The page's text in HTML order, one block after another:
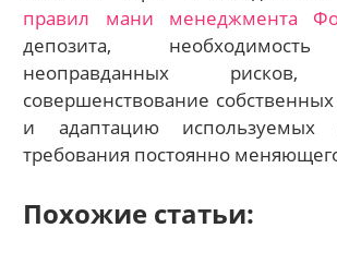
правил мани менеджмента
депозита, необходимость
неоправданных рисков,
совершенствование
и адаптацию используемых
требования постоянно
Похожие статьи: